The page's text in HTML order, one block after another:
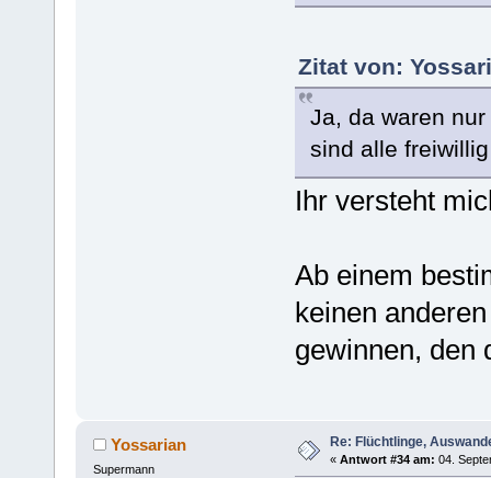
Zitat von:
Ja, da waren
sind alle
Ihr versteht
Ab einem
keinen
gewinnen, den
Yossarian
Supermann
Re: Flüchtlinge,
« Antwort #34 am: 04.